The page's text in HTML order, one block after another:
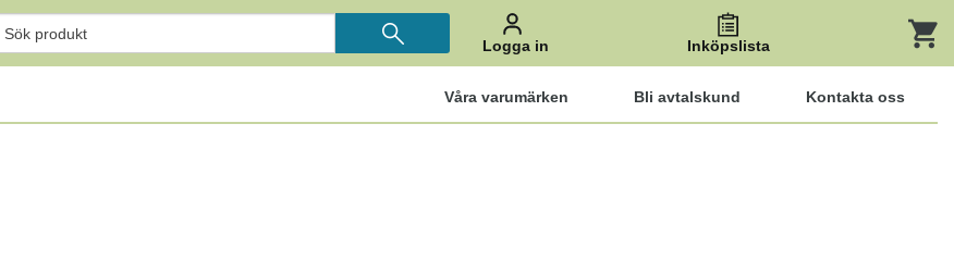
Logga in Inköpslista
Våra varumärken Bli avtalskund Kontakta oss